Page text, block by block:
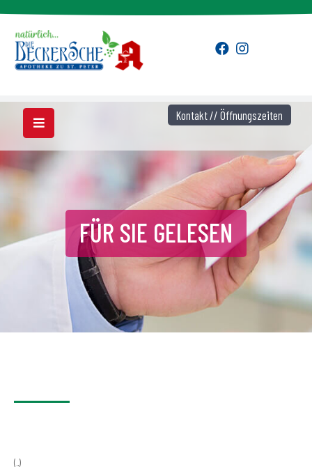
FÜR SIE GELESEN
(..)
Kontakt // Öffnungszeiten